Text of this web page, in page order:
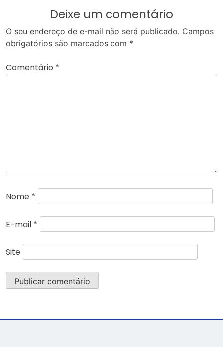
Deixe um comentário
O seu endereço de e-mail não será publicado. Campos
obrigatórios são marcados com *
Comentário *
Nome *
E-mail *
Site